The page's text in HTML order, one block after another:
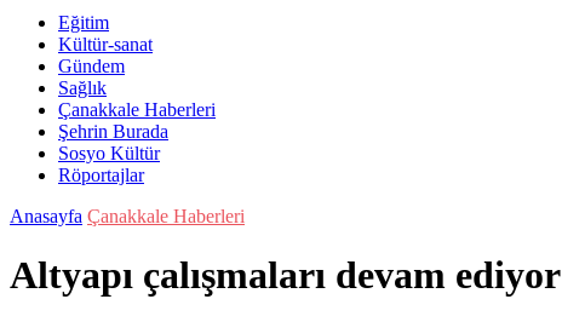
Eğitim
Kültür-sanat
Gündem
Sağlık
Çanakkale Haberleri
Şehrin Burada
Sosyo Kültür
Röportajlar
Anasayfa Çanakkale Haberleri
Altyapı çalışmaları devam ediyor